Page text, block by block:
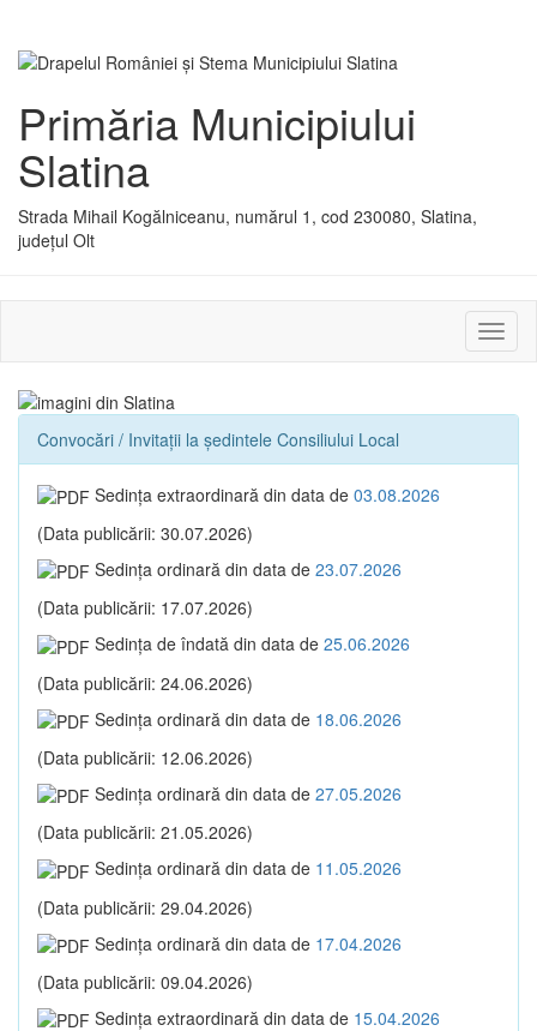
Primăria Municipiului
Slatina
Strada Mihail Kogălniceanu, numărul 1, cod 230080, Slatina,
județul Olt
sau
Convocări / Invitaţii la ședintele Consiliului Local
Sedinţa extraordinară din data de 03.08.2026
(Data publicării: 30.07.2026)
Sedinţa ordinară din data de 23.07.2026
(Data publicării: 17.07.2026)
Sedinţa de îndată din data de 25.06.2026
(Data publicării: 24.06.2026)
Sedinţa ordinară din data de 18.06.2026
(Data publicării: 12.06.2026)
Sedinţa ordinară din data de 27.05.2026
(Data publicării: 21.05.2026)
Sedinţa ordinară din data de 11.05.2026
(Data publicării: 29.04.2026)
Sedinţa ordinară din data de 17.04.2026
(Data publicării: 09.04.2026)
Sedinţa extraordinară din data de 15.04.2026